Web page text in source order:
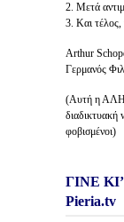
2. Μετά
3. Και τέλος,
Arthur
Γερμανός
(Αυτή η
διαδικτυακή
φοβισμένοι)
ΓΙΝΕ
Pieria.tv